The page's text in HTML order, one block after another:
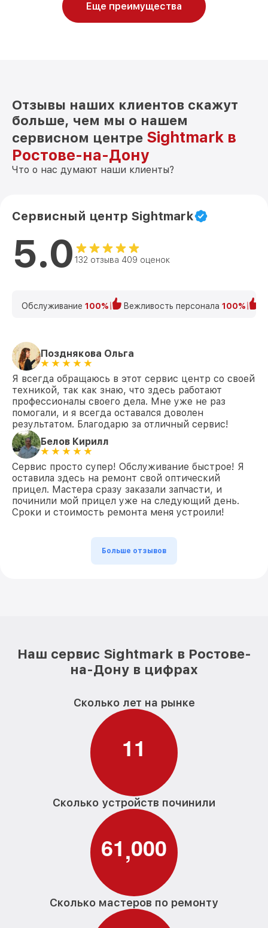
Еще преимущества
Отзывы наших клиентов скажут
больше, чем мы о нашем
сервисном центре Sightmark в
Ростове-на-Дону
Что о нас думают наши клиенты?
Сервисный центр Sightmark
5.0 132 отзыва 409 оценок
Обслуживание 100% Вежливость персонала 100%
Позднякова Ольга
Я всегда обращаюсь в этот сервис центр со своей
техникой, так как знаю, что здесь работают
профессионалы своего дела. Мне уже не раз
помогали, и я всегда оставался доволен
результатом. Благодарю за отличный сервис!
Белов Кирилл
Сервис просто супер! Обслуживание быстрое! Я
оставила здесь на ремонт свой оптический
прицел. Мастера сразу заказали запчасти, и
починили мой прицел уже на следующий день.
Сроки и стоимость ремонта меня устроили!
Больше отзывов
Наш сервис Sightmark в Ростове-
на-Дону в цифрах
Сколько лет на рынке
11
Сколько устройств починили
61,000
Сколько мастеров по ремонту